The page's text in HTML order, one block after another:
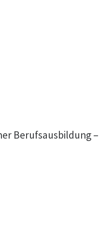
Berufsausbildung –